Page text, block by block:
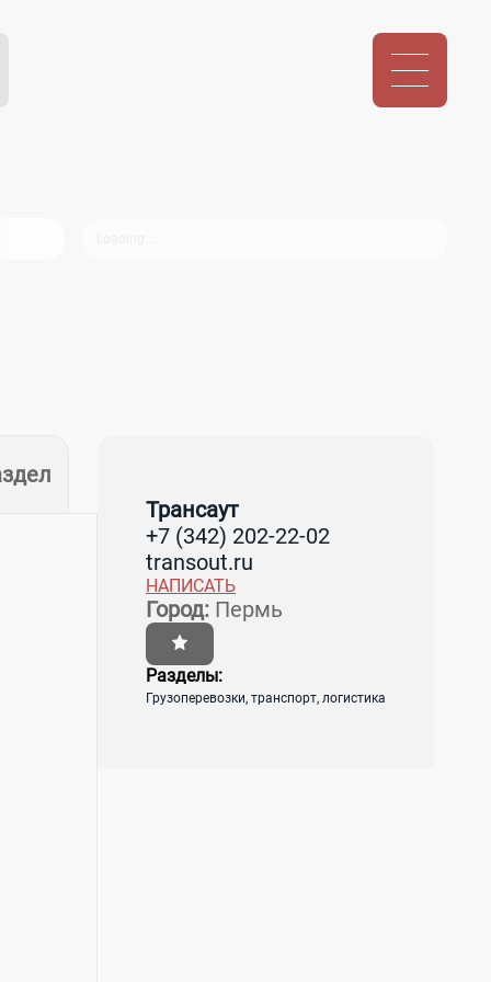
Трансаут
+7 (342) 202-22-02
transout.ru
НАПИСАТЬ
Город: Пермь
Разделы:
Грузоперевозки, транспорт, логистика